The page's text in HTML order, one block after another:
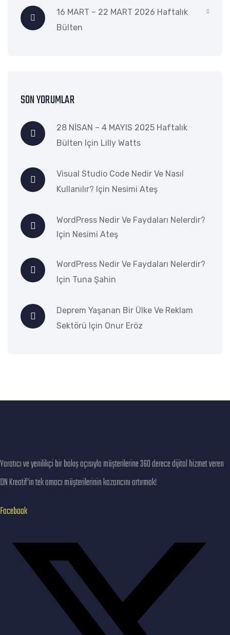
16 MART – 22 MART 2026 Haftalık
Bülten
SON YORUMLAR
28 NİSAN – 4 MAYIS 2025 Haftalık
Bülten Için Lilly Watts
Visual Studio Code Nedir Ve Nasıl
Kullanılır? Için Nesimi Ateş
WordPress Nedir Ve Faydaları Nelerdir?
Için Nesimi Ateş
WordPress Nedir Ve Faydaları Nelerdir?
Için Tuna Şahin
Deprem Yaşanan Bir Ülke Ve Reklam
Sektörü Için Onur Eröz
Yaratıcı ve yenilikçi bir bakış açısıyla müşterilerine 360 derece dijital hizmet veren
DN Kreatif’in tek amacı müşterilerinin kazancını artırmak!
Facebook